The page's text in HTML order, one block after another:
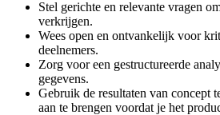
Stel gerichte en relevante vragen
verkrijgen.
Wees open en ontvankelijk voor
deelnemers.
Zorg voor een gestructureerde
gegevens.
Gebruik de resultaten van concept
aan te brengen voordat je het